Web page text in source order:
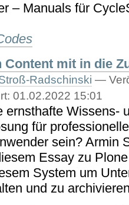
– Manuals für
Content mit in die
Radschinski —
01.02.2022 15:01
ernsthafte Wissens-
für professionelle
sein? Armin
Essay zu
System um
und zu